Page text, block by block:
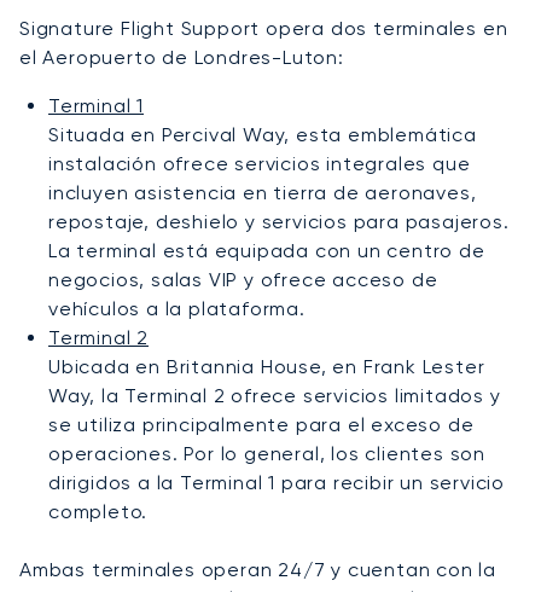
Signature Flight Support opera dos terminales en
el Aeropuerto de Londres-Luton:
Terminal 1
Situada en Percival Way, esta emblemática
instalación ofrece servicios integrales que
incluyen asistencia en tierra de aeronaves,
repostaje, deshielo y servicios para pasajeros.
La terminal está equipada con un centro de
negocios, salas VIP y ofrece acceso de
vehículos a la plataforma.
Terminal 2
Ubicada en Britannia House, en Frank Lester
Way, la Terminal 2 ofrece servicios limitados y
se utiliza principalmente para el exceso de
operaciones. Por lo general, los clientes son
dirigidos a la Terminal 1 para recibir un servicio
completo.
Ambas terminales operan 24/7 y cuentan con la